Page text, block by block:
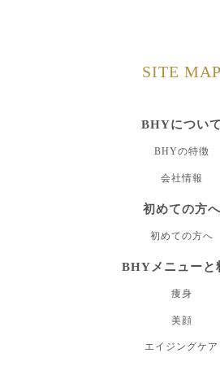
SITE MAP
BHYについて
BHYの特徴
会社情報
初めての方へ
初めての方へ
BHYメニューと
痩身
美顔
エイジングケア